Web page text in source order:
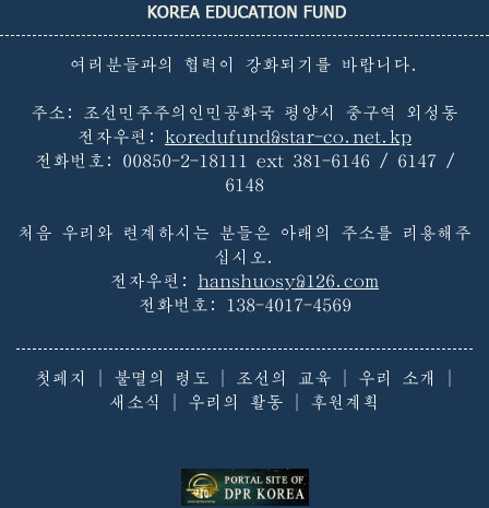
여러분들과의 협력이 강화되기를 바랍니다.
주소: 조선민주주의인민공화국 평양시 중구역 외성동
전자우편: koredufund@star-co.net.kp
전화번호:
00850-2-18111 ext 381-6146 / 6147 /
6148
처음 우리와 련계하시는 분들은 아래의 주소를 리용해주
십시오.
전자우편: hanshuosy@126.com
전화번호: 138-4017-4569
첫페지 불멸의 령도 조선의 교육 우리 소개
새소식
우리의 활동 후원계획